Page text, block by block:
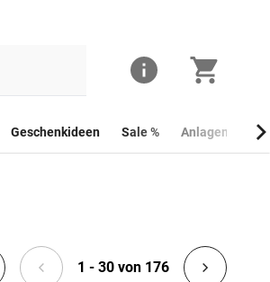
Geschenkideen Sale % Anlagemünzen
1 - 30 von 176